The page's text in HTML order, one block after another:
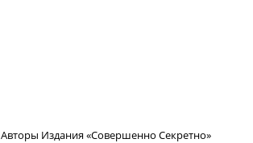
Авторы Издания «Совершенно Секретно»